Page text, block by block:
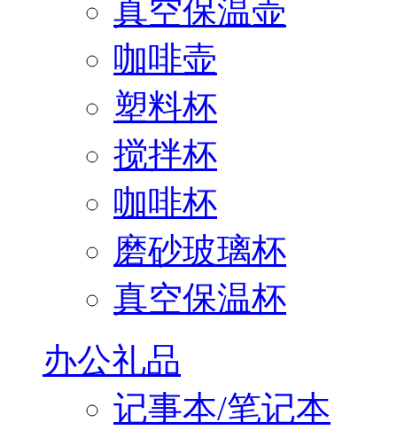
真空保温壶
咖啡壶
塑料杯
搅拌杯
咖啡杯
磨砂玻璃杯
真空保温杯
办公礼品
记事本/笔记本